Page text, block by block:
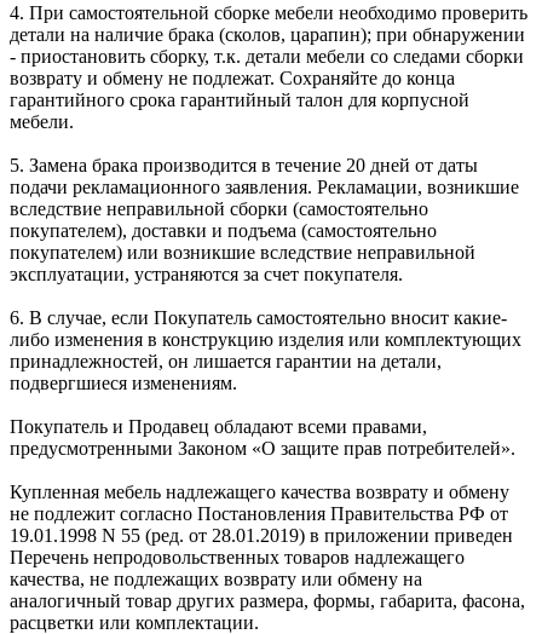
4. При самостоятельной сборке мебели необходимо проверить
детали на наличие брака (сколов, царапин); при обнаружении
- приостановить сборку, т.к. детали мебели со следами сборки
возврату и обмену не подлежат. Сохраняйте до конца
гарантийного срока гарантийный талон для корпусной
мебели.
5. Замена брака производится в течение 20 дней от даты
подачи рекламационного заявления. Рекламации, возникшие
вследствие неправильной сборки (самостоятельно
покупателем), доставки и подъема (самостоятельно
покупателем) или возникшие вследствие неправильной
эксплуатации, устраняются за счет покупателя.
6. В случае, если Покупатель самостоятельно вносит какие-
либо изменения в конструкцию изделия или комплектующих
принадлежностей, он лишается гарантии на детали,
подвергшиеся изменениям.
Покупатель и Продавец обладают всеми правами,
предусмотренными Законом «О защите прав потребителей».
Купленная мебель надлежащего качества возврату и обмену
не подлежит согласно Постановления Правительства РФ от
19.01.1998 N 55 (ред. от 28.01.2019) в приложении приведен
Перечень непродовольственных товаров надлежащего
качества, не подлежащих возврату или обмену на
аналогичный товар других размера, формы, габарита, фасона,
расцветки или комплектации.